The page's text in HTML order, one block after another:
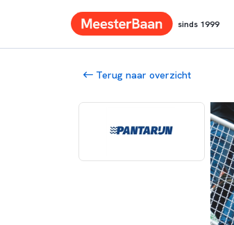
sinds 1999
Terug naar overzicht